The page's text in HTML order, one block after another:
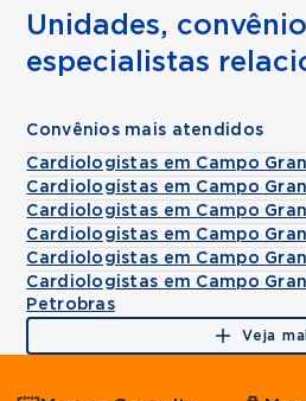
Unidades,
especialistas
Convênios mais atendidos
Cardiologistas em Campo
Cardiologistas em Campo
Cardiologistas em Campo
Cardiologistas em Campo
Cardiologistas em Campo
Cardiologistas em Campo
Petrobras
Veja